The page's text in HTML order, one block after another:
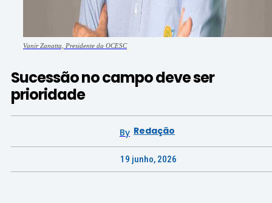
Vanir Zanatta, Presidente da OCESC
Sucessão no campo deve ser
prioridade
By Redação
19 junho, 2026